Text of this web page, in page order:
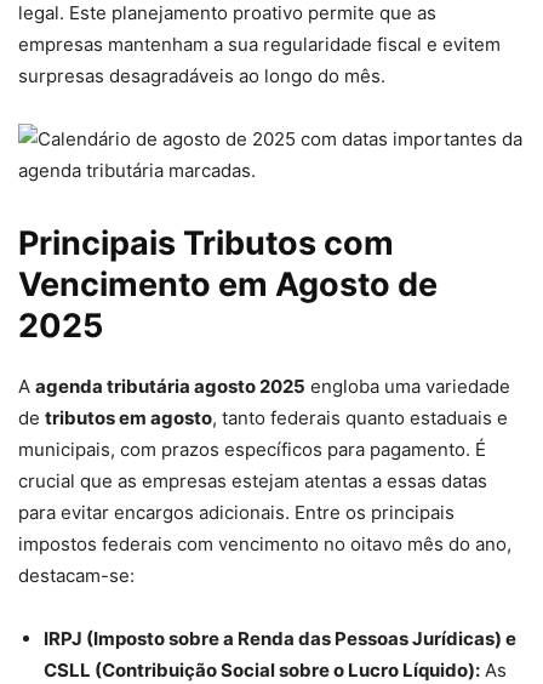
legal. Este planejamento proativo permite que as
empresas mantenham a sua regularidade fiscal e evitem
surpresas desagradáveis ao longo do mês.
Principais Tributos com
Vencimento em Agosto de
2025
A agenda tributária agosto 2025 engloba uma variedade
de tributos em agosto, tanto federais quanto estaduais e
municipais, com prazos específicos para pagamento. É
crucial que as empresas estejam atentas a essas datas
para evitar encargos adicionais. Entre os principais
impostos federais com vencimento no oitavo mês do ano,
destacam-se:
IRPJ (Imposto sobre a Renda das Pessoas Jurídicas) e
CSLL (Contribuição Social sobre o Lucro Líquido): As